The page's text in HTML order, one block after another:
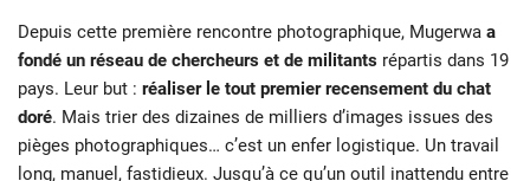
Depuis cette première rencontre photographique, Mugerwa a
fondé un réseau de chercheurs et de militants répartis dans 19
pays. Leur but : réaliser le tout premier recensement du chat
doré. Mais trier des dizaines de milliers d’images issues des
pièges photographiques… c’est un enfer logistique. Un travail
long, manuel, fastidieux. Jusqu’à ce qu’un outil inattendu entre